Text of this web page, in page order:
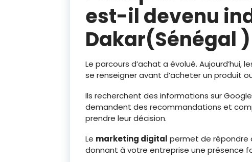
est-il devenu
Dakar(Sénégal )
Le parcours d’achat a évolué.
se renseigner avant d’acheter un produit
Ils recherchent des informations sur
demandent des recommandations et
prendre leur décision.
Le marketing digital permet de répondre
donnant à votre entreprise une présence